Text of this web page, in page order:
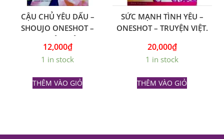
CẬU CHỦ YÊU DẤU –
SHOUJO ONESHOT –
12,000₫
1 in stock
THÊM VÀO GIỎ
SỨC MẠNH TÌNH YÊU –
ONESHOT – TRUYỆN VIỆT.
20,000₫
1 in stock
THÊM VÀO GIỎ